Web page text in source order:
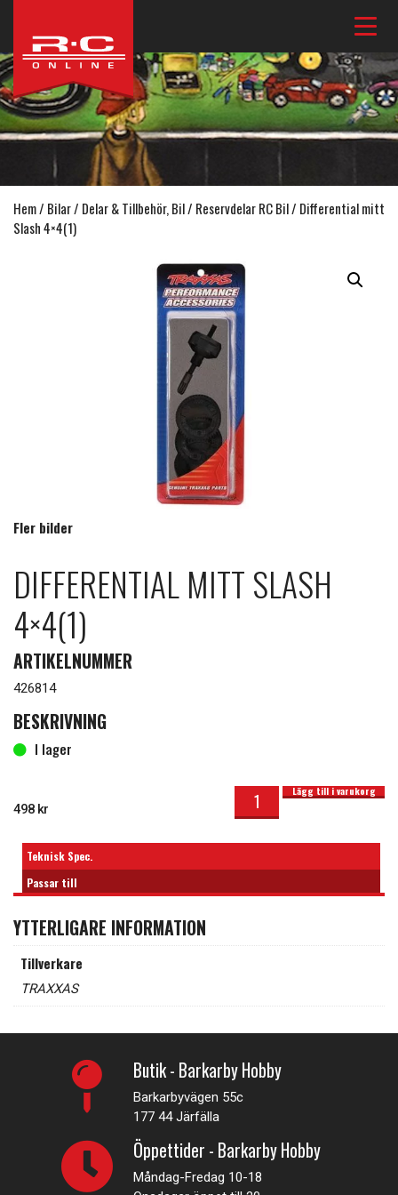
Hem/ Bilar/ Delar & Tillbehör, Bil/ Reservdelar RC Bil/ Differential mitt
Slash 4×4(1)
Fler bilder
DIFFERENTIAL MITT SLASH
4×4(1)
ARTIKELNUMMER
426814
BESKRIVNING
I lager
498 kr
I lager
Differential mitt Slash 4x4(1) mängd Lägg till i varukorg
Teknisk Spec.
Passar till
YTTERLIGARE INFORMATION
Tillverkare
TRAXXAS
Butik - Barkarby Hobby
Barkarbyvägen 55c
177 44 Järfälla
Öppettider - Barkarby Hobby
Måndag-Fredag 10-18